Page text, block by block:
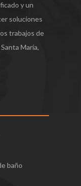
y un
soluciones
trabajos de
María,
baño